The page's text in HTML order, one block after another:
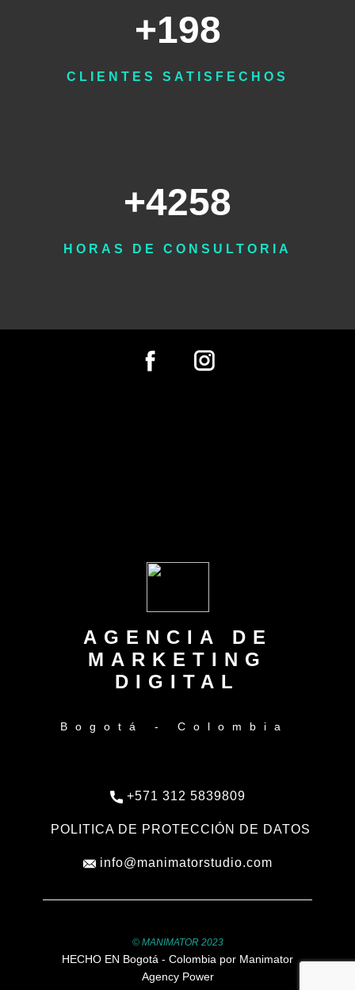
+199
CLIENTES SATISFECHOS
+4275
HORAS DE CONSULTORIA
AGENCIA DE
MARKETING
DIGITAL
Bogotá - Colombia
+571 312 5839809
POLITICA DE PROTECCIÓN DE DATOS
info@manimatorstudio.com
© MANIMATOR 2023
HECHO EN Bogotá - Colombia por Manimator
Agency Power